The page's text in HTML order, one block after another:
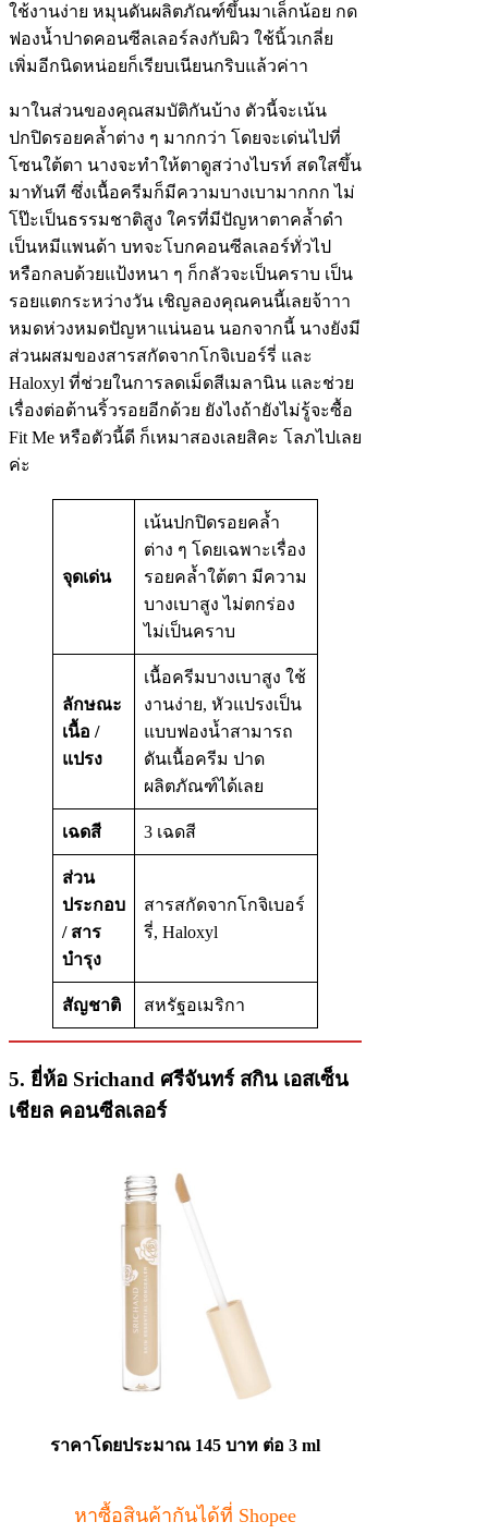
ใช้งานง่าย หมุนดันผลิตภัณฑ์ขึ้นมาเล็กน้อย กด
ฟองน้ำปาดคอนซีลเลอร์ลงกับผิว ใช้นิ้วเกลี่ย
เพิ่มอีกนิดหน่อยก็เรียบเนียนกริบแล้วค่าา
มาในส่วนของคุณสมบัติกันบ้าง ตัวนี้จะเน้น
ปกปิดรอยคล้ำต่าง ๆ มากกว่า โดยจะเด่นไปที่
โซนใต้ตา นางจะทำให้ตาดูสว่างไบรท์ สดใสขึ้น
มาทันที ซึ่งเนื้อครีมก็มีความบางเบามากกก ไม่
โป๊ะเป็นธรรมชาติสูง ใครที่มีปัญหาตาคล้ำดำ
เป็นหมีแพนด้า บทจะโบกคอนซีลเลอร์ทั่วไป
หรือกลบด้วยแป้งหนา ๆ ก็กลัวจะเป็นคราบ เป็น
รอยแตกระหว่างวัน เชิญลองคุณคนนี้เลยจ้าาา
หมดห่วงหมดปัญหาแน่นอน นอกจากนี้ นางยังมี
ส่วนผสมของสารสกัดจากโกจิเบอร์รี่ และ
Haloxyl ที่ช่วยในการลดเม็ดสีเมลานิน และช่วย
เรื่องต่อต้านริ้วรอยอีกด้วย ยังไงถ้ายังไม่รู้จะซื้อ
Fit Me หรือตัวนี้ดี ก็เหมาสองเลยสิคะ โลภไปเลย
ค่ะ
จุดเด่น
เน้นปกปิดรอยคล้ำ
ต่าง ๆ โดยเฉพาะเรื่อง
รอยคล้ำใต้ตา มีความ
บางเบาสูง ไม่ตกร่อง
ไม่เป็นคราบ
ลักษณะ
เนื้อ /
แปรง
เนื้อครีมบางเบาสูง ใช้
งานง่าย, หัวแปรงเป็น
แบบฟองน้ำสามารถ
ดันเนื้อครีม ปาด
ผลิตภัณฑ์ได้เลย
เฉดสี 3 เฉดสี
ส่วน
ประกอบ
/ สาร
บำรุง
สารสกัดจากโกจิเบอร์
รี่, Haloxyl
สัญชาติ สหรัฐอเมริกา
5. ยี่ห้อ Srichand ศรีจันทร์ สกิน เอสเซ็น
เชียล คอนซีลเลอร์
ราคาโดยประมาณ 145 บาท ต่อ 3 ml
หาซื้อสินค้ากันได้ที่ Shopee